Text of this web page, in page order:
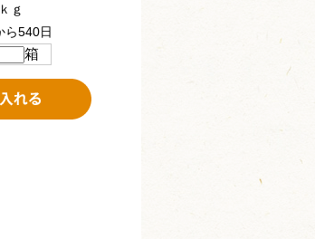
ｋｇ
ら540日
箱